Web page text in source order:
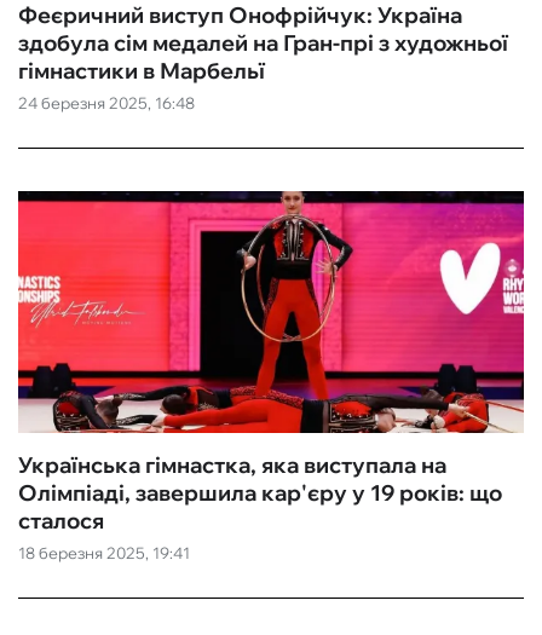
24 березня 2025, 16:48
Феєричний виступ Онофрійчук: Україна
здобула сім медалей на Гран-прі з художньої
гімнастики в Марбельї
18 березня 2025, 19:41
Українська гімнастка, яка виступала на
Олімпіаді, завершила кар'єру у 19 років: що
сталося